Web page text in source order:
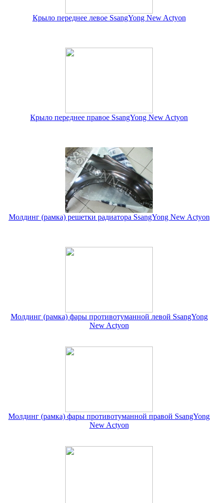
Крыло переднее левое SsangYong New Actyon
Крыло переднее правое SsangYong New Actyon
Молдинг (рамка) решетки радиатора SsangYong New Actyon
Молдинг (рамка) фары противотуманной левой SsangYong
New Actyon
Молдинг (рамка) фары противотуманной правой SsangYong
New Actyon